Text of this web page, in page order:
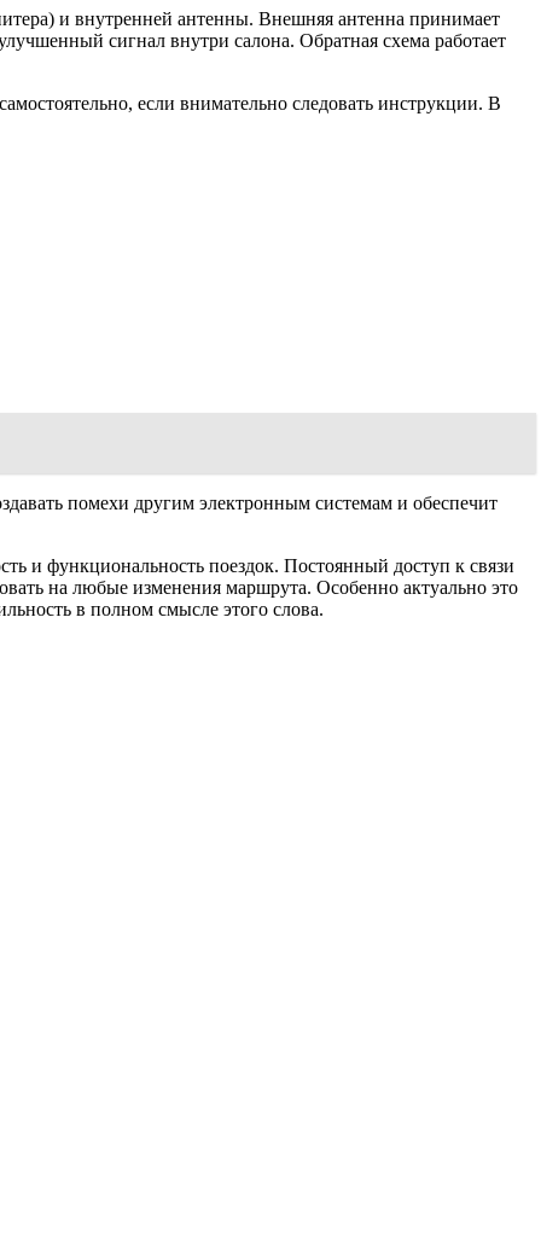
и внутренней антенны. Внешняя антенна принимает
сигнал внутри салона. Обратная схема работает
если внимательно следовать инструкции. В
помехи другим электронным системам и обеспечит
и функциональность поездок. Постоянный доступ к связи
на любые изменения маршрута. Особенно актуально это
в полном смысле этого слова.